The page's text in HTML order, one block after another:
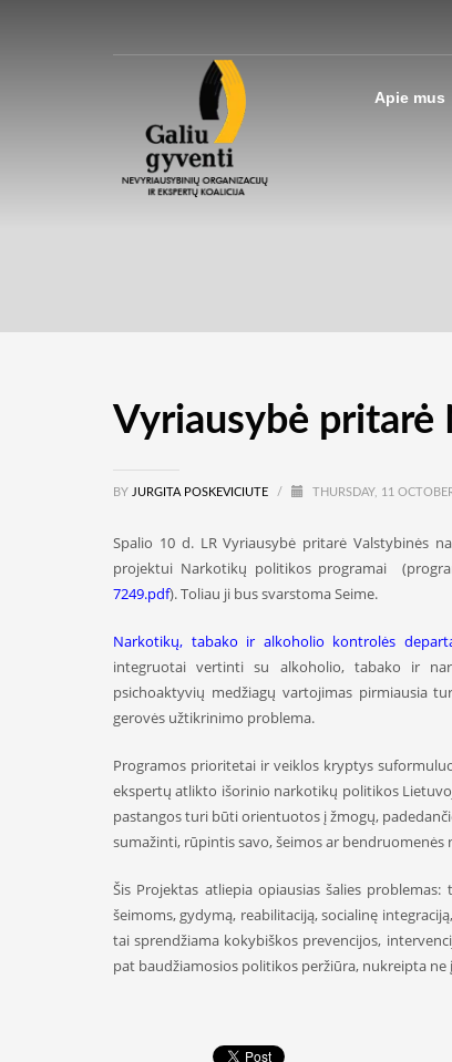
Apie mus
Vyriausybė
BY JURGITA POSKEVICIUTE / THURSDAY, 11
Spalio 10 d. LR Vyriausybė pritarė Valstybinės
projektui Narkotikų politikos programai
7249.pdf). Toliau ji bus svarstoma Seime.
Narkotikų, tabako ir alkoholio kontrolės
integruotai vertinti su alkoholio, tabako ir
psichoaktyvių medžiagų vartojimas pirmiausia
gerovės užtikrinimo problema.
Programos prioritetai ir veiklos kryptys
ekspertų atlikto išorinio narkotikų politikos
pastangos turi būti orientuotos į žmogų,
sumažinti, rūpintis savo, šeimos ar bendruomenės
Šis Projektas atliepia opiausias šalies
šeimoms, gydymą, reabilitaciją, socialinę
tai sprendžiama kokybiškos prevencijos,
pat baudžiamosios politikos peržiūra, nukreipta ne